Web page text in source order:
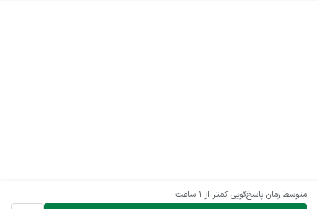
متوسط زمان پاسخ‌گویی کمتر از 1 ساعت